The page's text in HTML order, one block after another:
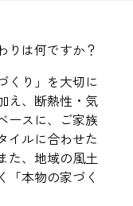
りは何ですか？
くり」を大切に
え、断熱性・気
ースに、ご家族
イルに合わせた
た、地域の風土
「本物の家づく